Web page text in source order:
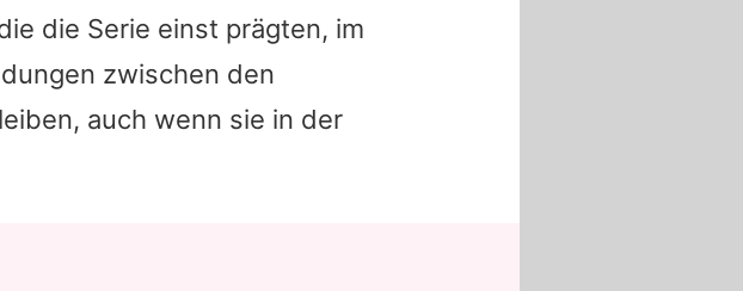
die Serie einst prägten, im
zwischen den
auch wenn sie in der